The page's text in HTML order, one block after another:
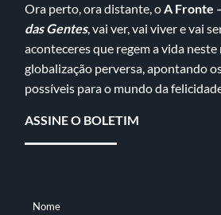
Ora perto, ora distante, oA Fronte
das Gentes, vai ver, vai viver e vai
aconteceres que regem a vida
globalização perversa, apontando
possíveis para o mundo da
ASSINE O BOLETIM
NOME
Nome